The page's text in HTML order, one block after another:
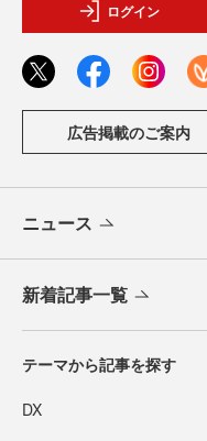
ログイン
広告掲載のご案内
ニュース
新着記事一覧
テーマから記事を探す
DX